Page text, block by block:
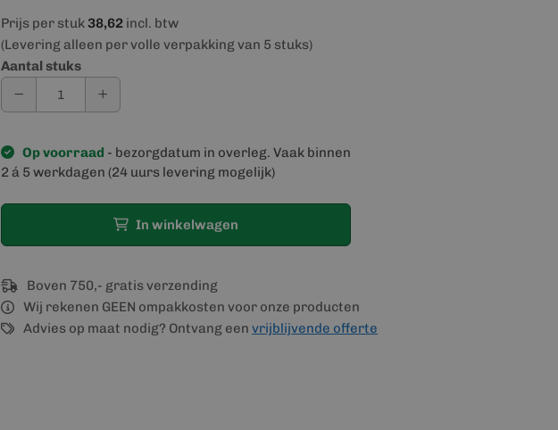
Prijs per stuk38,62 incl. btw
(Levering alleen per volle verpakking van 5 stuks)
Aantal stuks
Op voorraad - bezorgdatum in overleg. Vaak binnen
2 á 5 werkdagen (24 uurs levering mogelijk)
In winkelwagen
Boven 750,- gratis verzending
Wij rekenen GEEN ompakkosten voor onze producten
Advies op maat nodig? Ontvang een vrijblijvende offerte